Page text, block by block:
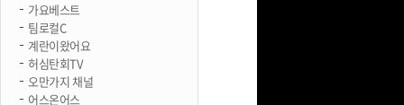
가요베스트
팀로컬C
계란이왔어요
허심탄회TV
오만가지 채널
어스온어스